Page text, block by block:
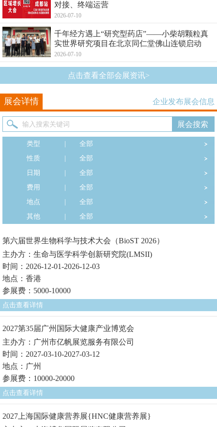
对接、终端运营
2026-07-10
千年经方遇上“研究型药店”——小柴胡颗粒真
实世界研究项目在北京同仁堂佛山连锁启动
2026-07-10
点击查看全部会展资讯>
展会详情 企业发布展会信息
类型
全部
性质
全部
日期
全部
费用
全部
地点
全部
其他
全部
第六届世界生物科学与技术大会（BioST 2026）
主办方：生命与医学科学创新研究院(LMSII)
时间：2026-12-01-2026-12-03
地点：香港
参展费：5000-10000
点击查看详情
2027第35届广州国际大健康产业博览会
主办方：广州市亿帆展览服务有限公司
时间：2027-03-10-2027-03-12
地点：广州
参展费：10000-20000
点击查看详情
2027上海国际健康营养展{HNC健康营养展}